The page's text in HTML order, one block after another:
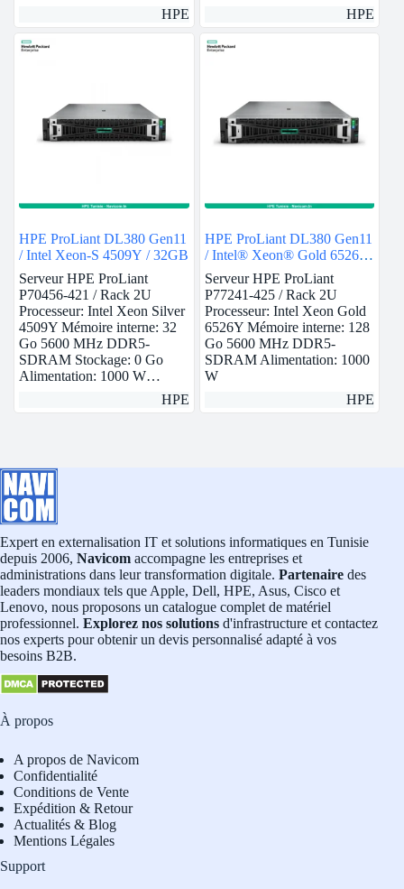
HPE
HPE
HPE ProLiant DL380 Gen11
/ Intel Xeon-S 4509Y / 32GB
Serveur HPE ProLiant
P70456-421 / Rack 2U
Processeur: Intel Xeon Silver
4509Y Mémoire interne: 32
Go 5600 MHz DDR5-
SDRAM Stockage: 0 Go
Alimentation: 1000 W…
HPE
HPE ProLiant DL380 Gen11
/ Intel® Xeon® Gold 6526Y
/ 128GB
Serveur HPE ProLiant
P77241-425 / Rack 2U
Processeur: Intel Xeon Gold
6526Y Mémoire interne: 128
Go 5600 MHz DDR5-
SDRAM Alimentation: 1000
W
HPE
Expert en externalisation IT et solutions informatiques en Tunisie
depuis 2006, Navicom accompagne les entreprises et
administrations dans leur transformation digitale. Partenaire des
leaders mondiaux tels que Apple, Dell, HPE, Asus, Cisco et
Lenovo, nous proposons un catalogue complet de matériel
professionnel. Explorez nos solutions d'infrastructure et contactez
nos experts pour obtenir un devis personnalisé adapté à vos
besoins B2B.
À propos
A propos de Navicom
Confidentialité
Conditions de Vente
Expédition & Retour
Actualités & Blog
Mentions Légales
Support